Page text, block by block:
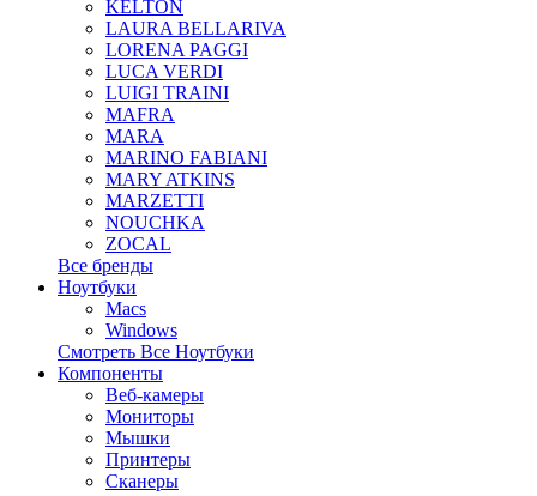
KELTON
LAURA BELLARIVA
LORENA PAGGI
LUCA VERDI
LUIGI TRAINI
MAFRA
MARA
MARINO FABIANI
MARY ATKINS
MARZETTI
NOUCHKA
ZOCAL
Все бренды
Ноутбуки
Macs
Windows
Смотреть Все Ноутбуки
Компоненты
Веб-камеры
Мониторы
Мышки
Принтеры
Сканеры